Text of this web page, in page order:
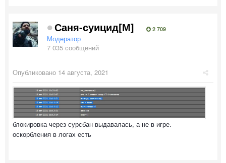
Саня-суицид[М] 2 709
Модератор
7 035 сообщений
Опубликовано 14 августа, 2021
блокировка через сурсбан выдавалась, а не в игре.
оскорбления в логах есть